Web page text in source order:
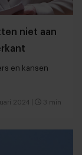
niet aan
en kansen
2024 3 min